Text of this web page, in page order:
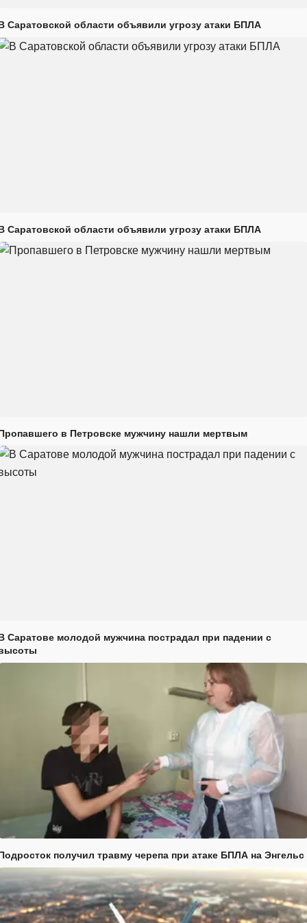
Саратовской области объявили угрозу атаки БПЛА
Саратовской области объявили угрозу атаки БПЛА
в Петровске мужчину нашли мертвым
Саратове молодой мужчина пострадал при падении с
получил травму черепа при атаке БПЛА на Энгельс